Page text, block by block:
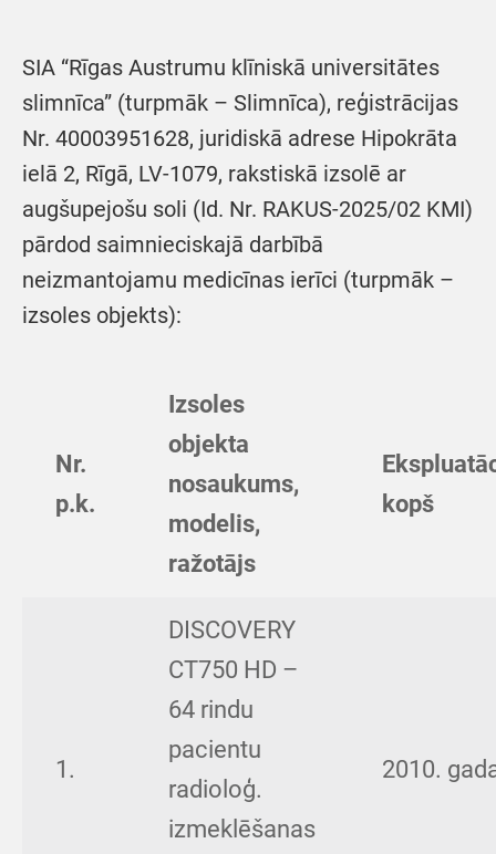
SIA “Rīgas Austrumu klīniskā universitātes
slimnīca” (turpmāk – Slimnīca), reģistrācijas
Nr. 40003951628, juridiskā adrese Hipokrāta
ielā 2, Rīgā, LV-1079, rakstiskā izsolē ar
augšupejošu soli (Id. Nr. RAKUS-2025/02 KMI)
pārdod saimnieciskajā darbībā
neizmantojamu medicīnas ierīci (turpmāk –
izsoles objekts):
Nr.
p.k.
Izsoles
objekta
nosaukums,
modelis,
ražotājs
kopš
1.
DISCOVERY
CT750 HD –
64 rindu
pacientu
radioloģ.
izmeklēšanas
2010.